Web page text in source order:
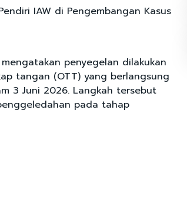
IAW di Pengembangan Kasus
mengatakan penyegelan dilakukan
tangan (OTT) yang berlangsung
3 Juni 2026. Langkah tersebut
pada tahap